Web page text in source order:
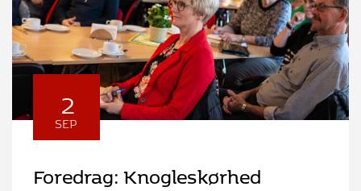
2
SEP
Foredrag: Knogleskørhed